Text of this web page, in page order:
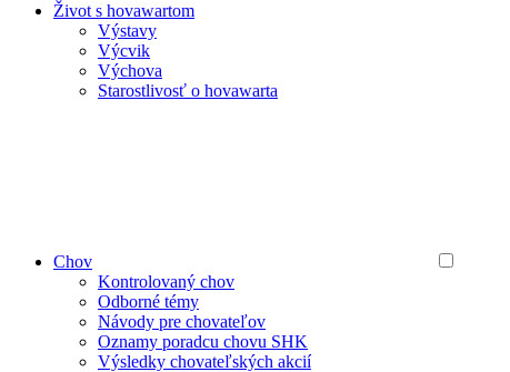
Život s hovawartom
Výstavy
Výcvik
Výchova
Starostlivosť o hovawarta
Chov
Kontrolovaný chov
Odborné témy
Návody pre chovateľov
Oznamy poradcu chovu SHK
Výsledky chovateľských akcií